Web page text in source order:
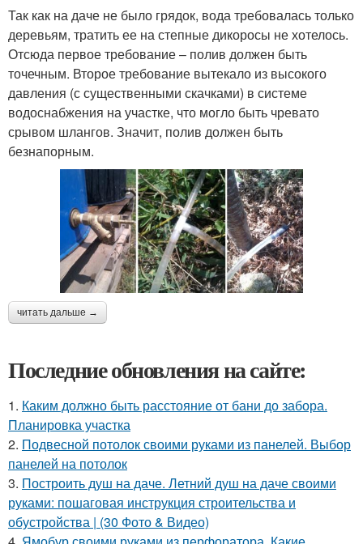
Так как на даче не было грядок, вода требовалась только
деревьям, тратить ее на степные дикоросы не хотелось.
Отсюда первое требование – полив должен быть
точечным. Второе требование вытекало из высокого
давления (с существенными скачками) в системе
водоснабжения на участке, что могло быть чревато
срывом шлангов. Значит, полив должен быть
безнапорным.
читать дальше →
Последние обновления на сайте:
1. Каким должно быть расстояние от бани до забора.
Планировка участка
2. Подвесной потолок своими руками из панелей. Выбор
панелей на потолок
3. Построить душ на даче. Летний душ на даче своими
руками: пошаговая инструкция строительства и
обустройства | (30 Фото & Видео)